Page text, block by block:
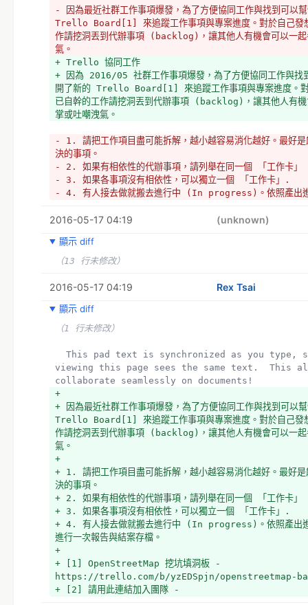
- 因為最近社群工作事項爆發，為了方便協同工作與找到可以
Trello Board[1] 來追蹤工作事項與專案進度。對於自己發
作請挖洞丟到代辦事項 (backlog)，讓其他人有機會可以一起
氣。
+ Trello 協同工作
+ 因為 2016/05 社群工作事項爆發，為了方便協同工作與找
開了新的 Trello Board[1] 來追蹤工作事項與專案進度。對
已自幹的工作請挖洞丟到代辦事項 (backlog)，讓其他人有機
掌或吐嘲洩氣。
- 1. 請把工作項目盡可能拆解，越小越容易消化越好。最好是
決的事項。
- 2. 如果有相依性的代辦事項，請列舉在同一個 「工作卡」
- 3. 如果各事項沒有相依性，可以獨立一個 「工作卡」.
- 4. 有人接去做就搬去進行中 (In progress)。依照產出進
+ 使用規則
的事項。
+ *如果有相依性的代辦事項，請列舉在同一個 「工作卡」 中
+ *有人接去做就搬去進行中 (In progress)。
  [1] OpenStreetMap 挖坑填洞板 -
https://trello.com/invite/osmtw/
+ * (1) OpenStreetMap Backlog 挖坑填洞的討論如
- https://trello.com/c/SYQzSVef/38-label
2016-05-17 04:19 (unknown)
顯示 diff
（13 行未修改）
2016-05-17 04:19 Rex Tsai
顯示 diff
（1 行未修改）
viewing this page sees the same text.  This
collaborate seamlessly on documents!
+
+ 因為最近社群工作事項爆發，為了方便協同工作與找到可以
Trello Board[1] 來追蹤工作事項與專案進度。對於自己發
作請挖洞丟到代辦事項 (backlog)，讓其他人有機會可以一起
氣。
+
+ 1. 請把工作項目盡可能拆解，越小越容易消化越好。最好是
決的事項。
+ 2. 如果有相依性的代辦事項，請列舉在同一個 「工作卡」
+ 3. 如果各事項沒有相依性，可以獨立一個 「工作卡」.
+ 4. 有人接去做就搬去進行中 (In progress)。依照產出進
進行一次報告與結案存檔。
+
+ [1] OpenStreetMap 挖坑填洞板 -
https://trello.com/b/yzEDSpjn/openstreetmap-
+ [2] 請用此連結加入團隊 -